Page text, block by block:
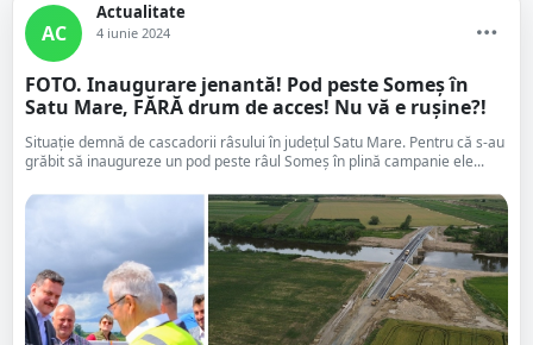
AC
Actualitate
4 iunie 2024
FOTO. Inaugurare jenantă! Pod peste Someș în
Satu Mare, FĂRĂ drum de acces! Nu vă e rușine?!
Situație demnă de cascadorii râsului în județul Satu Mare. Pentru că s-au
grăbit să inaugureze un pod peste râul Someș în plină campanie ele...